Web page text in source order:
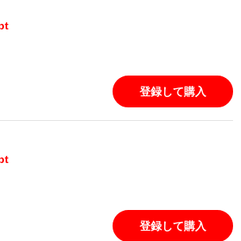
みたら全く知らない高台で迷子に。そこに
2年、安達と宮崎。2人は実際に活動してい
楽部」の部員だった！ 主な活動は学校から
う！？ 退屈な帰り道が一遍！ 極上の帰宅部
登録して購入
登録して購入